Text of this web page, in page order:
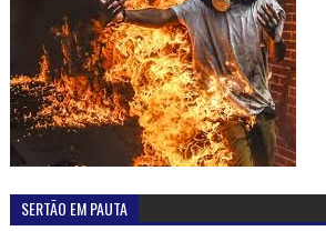
SERTÃO EM PAUTA